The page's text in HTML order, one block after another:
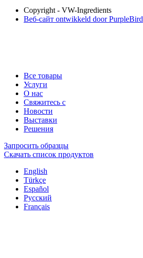
Copyright - VW-Ingredients
Веб-сайт ontwikkeld door PurpleBird
Все товары
Услуги
О нас
Свяжитесь с
Новости
Выставки
Решения
Запросить образцы
Скачать список продуктов
English
Türkçe
Español
Русский
Français